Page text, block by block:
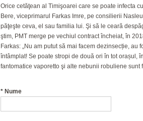
Orice cetăţean al Timişoarei care se poate infecta
Bere, viceprimarul Farkas Imre, pe consilierii
păţeşte ceva, el sau familia lui. Şi să le ceară
ştim, PMT merge pe vechiul contract încheiat, în
Farkas: „Nu am putut să mai facem dezinsecție,
întâmplat! Se poate stropi de două ori în tot orașul,
fantomatice vaporetto şi alte nebunii robuliene
* Nume